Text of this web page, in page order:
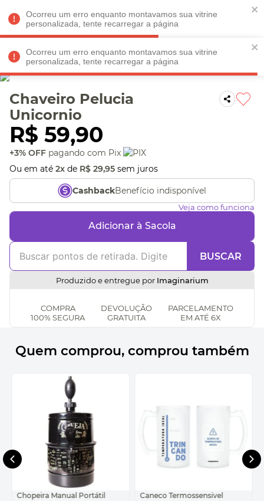
Ocorreu um erro enquanto montavamos sua vitrine
personalizada, tente recarregar a página
Ocorreu um erro enquanto montavamos sua vitrine
personalizada, tente recarregar a página
Faltam REGULAMENTO
Veja produtos perto de você! Informe seu CEP
Chaveiro Pelucia
Unicornio
R$ 59,90
+3% OFF pagando com Pix
Ou em até 2x de R$ 29,95 sem juros
CashbackBenefício indisponível
Veja como funciona
Adicionar à Sacola
BUSCAR
Produzido e entregue por Imaginarium
COMPRA
100% SEGURA
DEVOLUÇÃO
GRATUITA
PARCELAMENTO
EM ATÉ 6X
Quem comprou, comprou também
Chopeira Manual Portátil
Caneco Termossensivel